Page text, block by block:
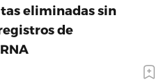
eliminadas sin
de